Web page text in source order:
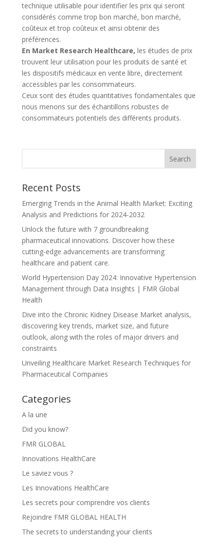
technique utilisable pour identifier les prix qui seront
considérés comme trop bon marché, bon marché,
coûteux et trop coûteux et ainsi obtenir des
préférences.
En Market Research Healthcare, les études de prix
trouvent leur utilisation pour les produits de santé et
les dispositifs médicaux en vente libre, directement
accessibles par les consommateurs.
Ceux sont des études quantitatives fondamentales que
nous menons sur des échantillons robustes de
consommateurs potentiels des différents produits.
Recent Posts
Emerging Trends in the Animal Health Market: Exciting
Analysis and Predictions for 2024-2032
Unlock the future with 7 groundbreaking
pharmaceutical innovations. Discover how these
cutting-edge advancements are transforming
healthcare and patient care.
World Hypertension Day 2024: Innovative Hypertension
Management through Data Insights | FMR Global
Health
Dive into the Chronic Kidney Disease Market analysis,
discovering key trends, market size, and future
outlook, along with the roles of major drivers and
constraints
Unveiling Healthcare Market Research Techniques for
Pharmaceutical Companies
Categories
A la une
Did you know?
FMR GLOBAL
Innovations HealthCare
Le saviez vous ?
Les Innovations HealthCare
Les secrets pour comprendre vos clients
Rejoindre FMR GLOBAL HEALTH
The secrets to understanding your clients